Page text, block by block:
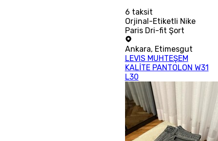
6 taksit
Orjinal-Etiketli Nike
Paris Dri-fit Şort
Ankara, Etimesgut
LEVIS MUHTEŞEM
KALİTE PANTOLON W31
L30